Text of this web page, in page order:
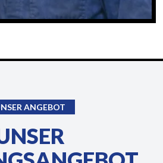
ANGEBOT